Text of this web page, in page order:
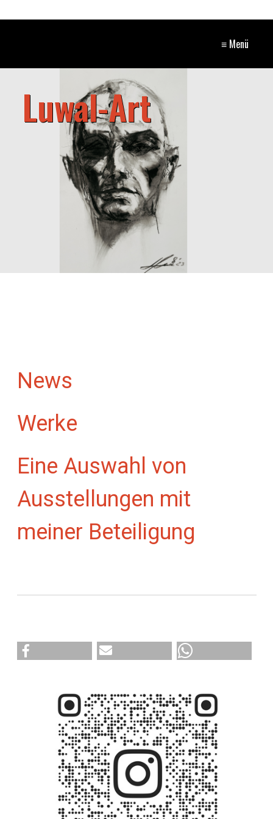
≡ Menü
Luwal-Art
muss man auch sehen"
News
Werke
Eine Auswahl von
Ausstellungen mit
meiner Beteiligung